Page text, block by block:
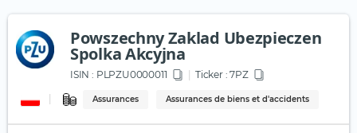
Powszechny Zaklad Ubezpieczen
Spolka Akcyjna
ISIN : PLPZU0000011 Ticker : 7PZ
Assurances Assurances de biens et d'accidents